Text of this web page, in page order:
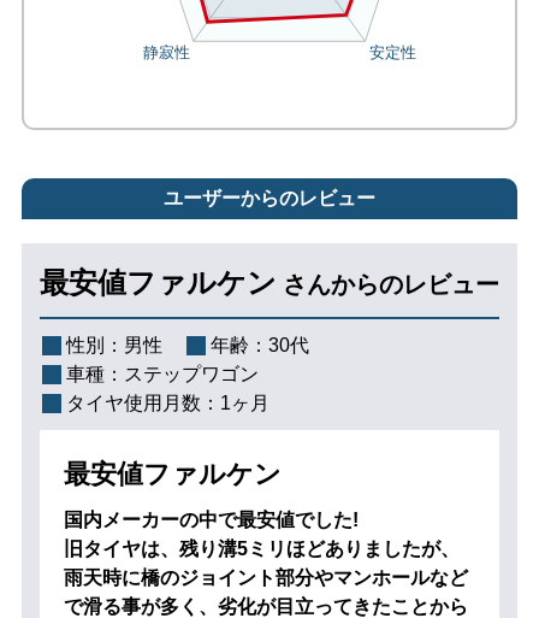
ユーザーからのレビュー
最安値ファルケン さんからのレビュー
性別： 男性 年齢： 30代
車種： ステップワゴン
タイヤ使用月数： 1ヶ月
最安値ファルケン
国内メーカーの中で最安値でした!
旧タイヤは、残り溝5ミリほどありましたが、
雨天時に橋のジョイント部分やマンホールなど
で滑る事が多く、劣化が目立ってきたことから